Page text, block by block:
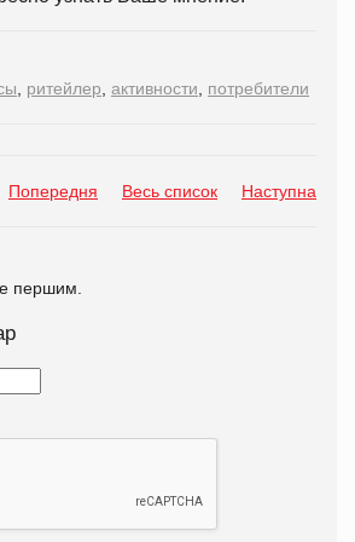
ритейлер активности потребители
Попередня Весь список Наступна
першим.